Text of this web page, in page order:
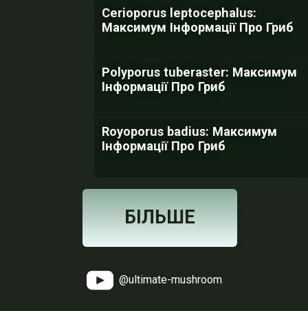
Cerioporus leptocephalus:
Максимум Інформації Про Гриб
Polyporus tuberaster: Максимум
Інформації Про Гриб
Royoporus badius: Максимум
Інформації Про Гриб
БІЛЬШЕ
@ultimate-mushroom